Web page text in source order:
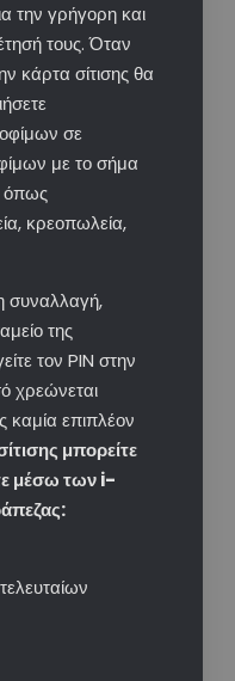
την γρήγορη και
τους. Όταν
κάρτα σίτισης θα
σε
με το σήμα
όπως
κρεοπωλεία,
συναλλαγή,
της
τον PIN στην
χρεώνεται
καμία επιπλέον
μπορείτε
μέσω των i-